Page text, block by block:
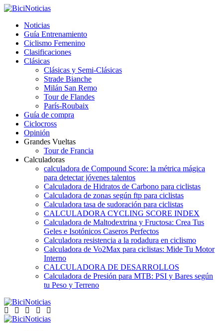
Noticias
Guía Entrenamiento
Ciclismo Femenino
Clasificaciones
Clásicas
Clásicas y Semi-Clásicas
Strade Bianche
Milán San Remo
Tour de Flandes
París-Roubaix
Guía de compra
Ciclocross
Opinión
Grandes Vueltas
Tour de Francia
Calculadoras
calculadora de Compound Score: la métrica mágica
para detectar jóvenes talentos
Calculadora de Hidratos de Carbono para ciclistas
Calculadora de zonas según ftp para ciclistas
Calculadora tasa de sudoración para ciclistas
CALCULADORA CYCLING SCORE INDEX
Calculadora de Maltodextrina y Fructosa: Crea Tus
Geles e Isotónicos Caseros Perfectos
Calculadora resistencia a la rodadura en ciclismo
Calculadora de Vo2Max para ciclistas: Mide Tu Motor
Interno
CALCULADORA DE DESARROLLOS
Calculadora de Presión para MTB: PSI y Bares según
tu Peso y Terreno